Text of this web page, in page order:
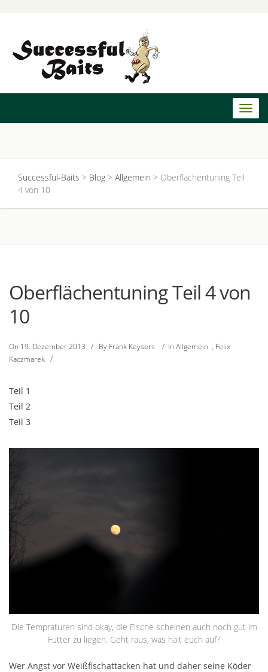
Successful-Baits > Blog > Allgemein > Oberflächentuning Teil
4 von 10
Oberflächentuning Teil 4 von
10
On 19. Dezember 2013 / By Frank Keysers / In Allgemein , Felix
Kaczmarek /
Teil 1
Teil 2
Teil 3
Die Tempraturen sind okay, die Fische scheinen auch noch gut im
Futter zu liegen. Geht raus, was hält euch auf?
Wer Angst vor Weißfischattacken hat und daher seine Köder